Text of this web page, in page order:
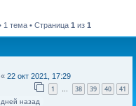
1 тема • Страница 1 из 1
« 22 окт 2021, 17:29
1 … 38 39 40 41
назад